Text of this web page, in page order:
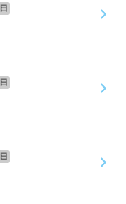
日
日
日